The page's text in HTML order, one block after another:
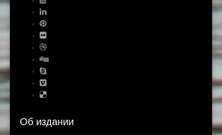
Об издании